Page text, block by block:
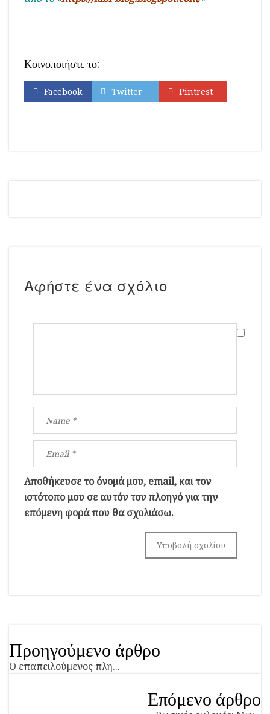
Κοινοποιήστε το:
Facebook Twitter
Pintrest
Αφήστε ένα σχόλιο
Αποθήκευσε το όνομά μου, email, και τον
ιστότοπο μου σε αυτόν τον πλοηγό για την
επόμενη φορά που θα σχολιάσω.
Προηγούμενο άρθρο
Ο επαπειλούμενος πλη...
Επόμενο άρθρο